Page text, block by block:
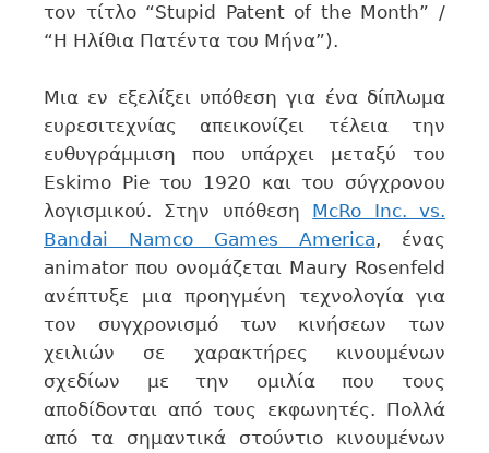
τον τίτλο “Stupid Patent of the Month” /
“Η Ηλίθια Πατέντα του Μήνα”).
Μια εν εξελίξει υπόθεση για ένα δίπλωμα
ευρεσιτεχνίας απεικονίζει τέλεια την
ευθυγράμμιση που υπάρχει μεταξύ του
Eskimo Pie του 1920 και του σύγχρονου
λογισμικού. Στην υπόθεση McRo Inc. vs.
Bandai Namco Games America, ένας
animator που ονομάζεται Maury Rosenfeld
ανέπτυξε μια προηγμένη τεχνολογία για
τον συγχρονισμό των κινήσεων των
χειλιών σε χαρακτήρες κινουμένων
σχεδίων με την ομιλία που τους
αποδίδονται από τους εκφωνητές. Πολλά
από τα σημαντικά στούντιο κινουμένων